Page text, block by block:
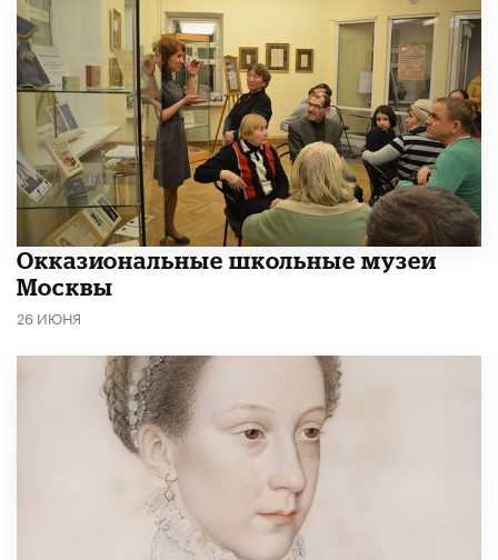
​Окказиональные школьные музеи
Москвы
26 ИЮНЯ